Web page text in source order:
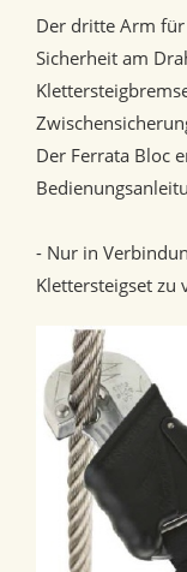
Der dritte Arm
Sicherheit am
Der Ferrata Bloc
- Nur in
Klettersteigset zu